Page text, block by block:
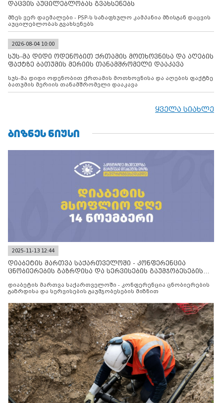
დაცვის აუცილებლობას გვახსენებს
მზეს ვერ დაემალები - PSP-ს საზაფხულო კამპანია მზისგან დაცვის
აუცილებლობას გვახსენებს
2026-08-04 10:00
სუს-მა დიდი ოდენობით ქრთამის მოთხოვნისა და აღების
ფაქტზე ბათუმის მერიის თანამშრომელი დააკავა
სუს-მა დიდი ოდენობით ქრთამის მოთხოვნისა და აღების ფაქტზე
ბათუმის მერიის თანამშრომელი დააკავა
ყველა სიახლე
ᲑᲘᲖᲜᲔᲡ ᲜᲘᲣᲡᲘ
2025-11-13 12:44
დიაბეტის მართვა საქართველოში - კონფერენცია
ცნობიერების გაზრდისა და სერვისების გაუმჯობესების
დიაბეტის მართვა საქართველოში - კონფერენცია ცნობიერების
გაზრდისა და სერვისების გაუმჯობესების მიზნით